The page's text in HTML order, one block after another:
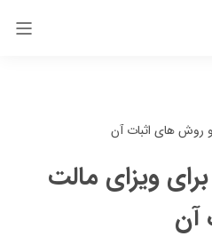
روش های اثبات آن
ویزای مالت
آن